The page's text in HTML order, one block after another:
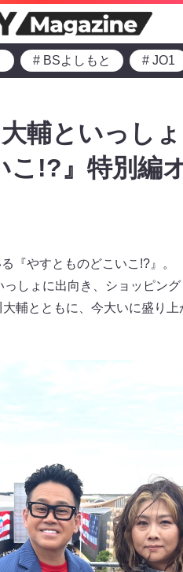
# BSよしもと # JO1
輔といっし
!?』特別編
『やすとものどこいこ!?』。
しょに出向き、ショッピン
輔とともに、今大いに盛り上